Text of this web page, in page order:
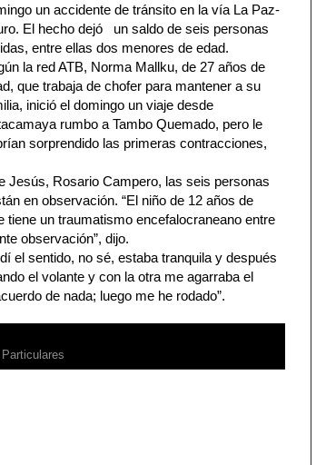
un accidente de tránsito en la vía La Paz-
El hecho dejó un saldo de seis personas
entre ellas dos menores de edad.
la red ATB, Norma Mallku, de 27 años de
que trabaja de chofer para mantener a su
inició el domingo un viaje desde
rumbo a Tambo Quemado, pero le
sorprendido las primeras contracciones,
Jesús, Rosario Campero, las seis personas
en observación. “El niño de 12 años de
un traumatismo encefalocraneano entre
observación”, dijo.
el sentido, no sé, estaba tranquila y después
el volante y con la otra me agarraba el
de nada; luego me he rodado”.